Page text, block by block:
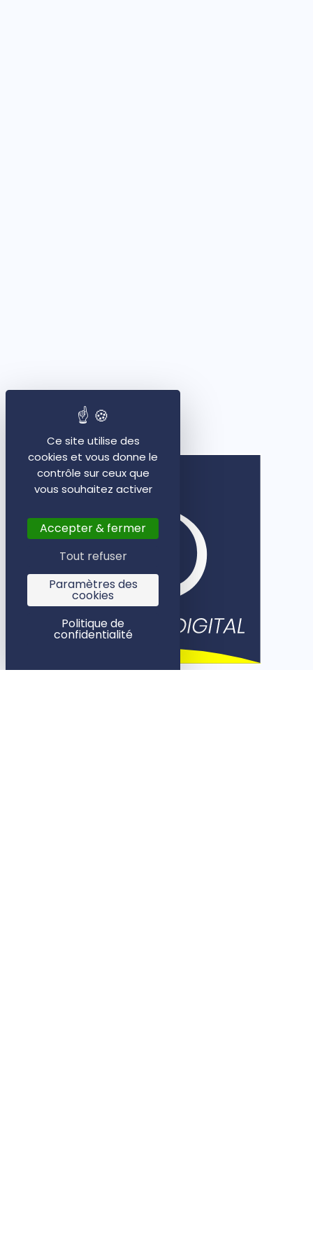
Ce site utilise des
cookies et vous donne le
contrôle sur ceux que
vous souhaitez activer
Accepter & fermer
Tout refuser
Paramètres des
cookies
Politique de
confidentialité